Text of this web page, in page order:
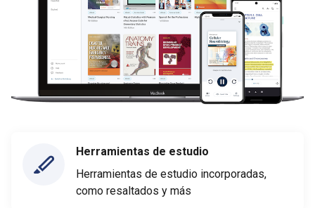
Herramientas de estudio
Herramientas de estudio incorporadas,
como resaltados y más